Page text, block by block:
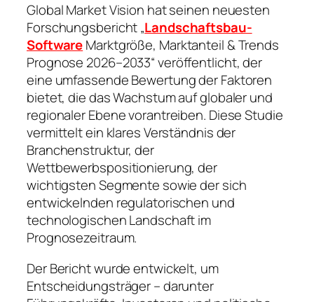
Global Market Vision hat seinen neuesten
Forschungsbericht „Landschaftsbau-
SoftwareMarktgröße, Marktanteil & Trends
Prognose 2026–2033“ veröffentlicht, der
eine umfassende Bewertung der Faktoren
bietet, die das Wachstum auf globaler und
regionaler Ebene vorantreiben. Diese Studie
vermittelt ein klares Verständnis der
Branchenstruktur, der
Wettbewerbspositionierung, der
wichtigsten Segmente sowie der sich
entwickelnden regulatorischen und
technologischen Landschaft im
Prognosezeitraum.
Der Bericht wurde entwickelt, um
Entscheidungsträger – darunter